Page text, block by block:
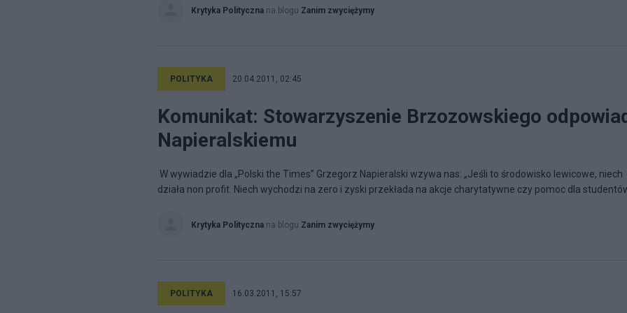
Krytyka Polityczna na blogu Zanim zwyciężymy
POLITYKA 20.04.2011, 02:45
Komunikat: Stowarzyszenie Brzozowskiego
Napieralskiemu
W wywiadzie dla „Polski the Times” Grzegorz Napieralski wzywa nas: „Jeśli to środowisko lewicowe, niech
działa non profit. Niech wychodzi na zero i zyski przekłada na akcje charytatywne czy pomoc dla
Krytyka Polityczna na blogu Zanim zwyciężymy
POLITYKA 16.03.2011, 15:57